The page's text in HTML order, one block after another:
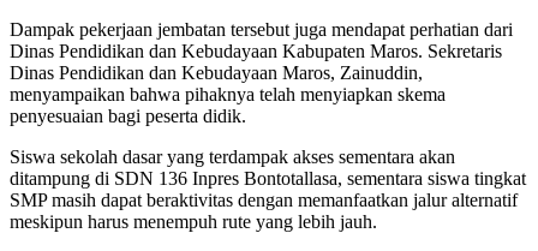
Dampak pekerjaan jembatan tersebut juga mendapat perhatian dari
Dinas Pendidikan dan Kebudayaan Kabupaten Maros. Sekretaris
Dinas Pendidikan dan Kebudayaan Maros, Zainuddin,
menyampaikan bahwa pihaknya telah menyiapkan skema
penyesuaian bagi peserta didik.
Siswa sekolah dasar yang terdampak akses sementara akan
ditampung di SDN 136 Inpres Bontotallasa, sementara siswa tingkat
SMP masih dapat beraktivitas dengan memanfaatkan jalur alternatif
meskipun harus menempuh rute yang lebih jauh.